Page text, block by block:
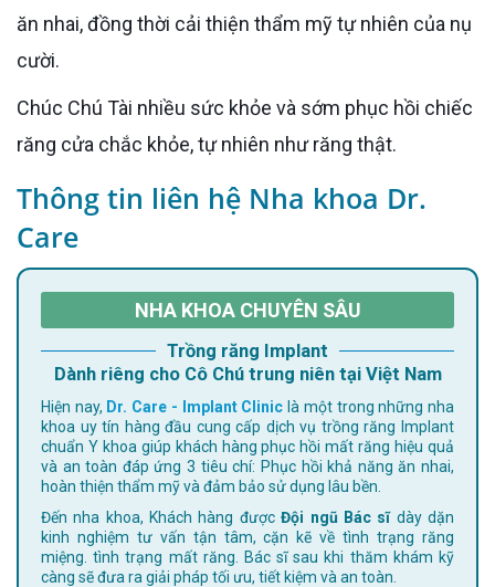
ăn nhai, đồng thời cải thiện thẩm mỹ tự nhiên của nụ
cười.
Chúc Chú Tài nhiều sức khỏe và sớm phục hồi chiếc
răng cửa chắc khỏe, tự nhiên như răng thật.
Thông tin liên hệ Nha khoa Dr.
Care
NHA KHOA CHUYÊN SÂU
Trồng răng Implant
Dành riêng cho Cô Chú trung niên tại Việt Nam
Hiện nay, Dr. Care - Implant Clinic là một trong những nha
khoa uy tín hàng đầu cung cấp dịch vụ trồng răng Implant
chuẩn Y khoa giúp khách hàng phục hồi mất răng hiệu quả
và an toàn đáp ứng 3 tiêu chí: Phục hồi khả năng ăn nhai,
hoàn thiện thẩm mỹ và đảm bảo sử dụng lâu bền.
Đến nha khoa, Khách hàng đượcĐội ngũ Bác sĩdày dặn
kinh nghiệm tư vấn tận tâm, cặn kẽ về tình trạng răng
miệng. tình trạng mất răng. Bác sĩ sau khi thăm khám kỹ
càng sẽ đưa ra giải pháp tối ưu, tiết kiệm và an toàn.